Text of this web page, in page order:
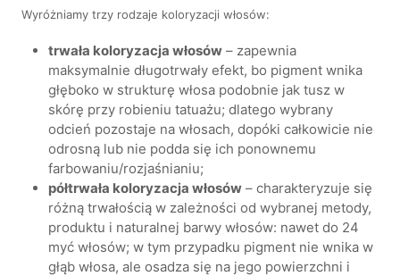
Wyróżniamy trzy rodzaje koloryzacji włosów:
trwała koloryzacja włosów – zapewnia
maksymalnie długotrwały efekt, bo pigment wnika
głęboko w strukturę włosa podobnie jak tusz w
skórę przy robieniu tatuażu; dlatego wybrany
odcień pozostaje na włosach, dopóki całkowicie nie
odrosną lub nie podda się ich ponownemu
farbowaniu/rozjaśnianiu;
półtrwała koloryzacja włosów – charakteryzuje się
różną trwałością w zależności od wybranej metody,
produktu i naturalnej barwy włosów: nawet do 24
myć włosów; w tym przypadku pigment nie wnika w
głąb włosa, ale osadza się na jego powierzchni i